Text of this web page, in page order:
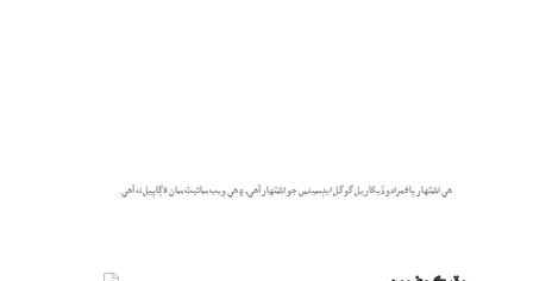
هي اشتهار پاڻمرادو ڏيکاريل گوگل ايڊسينس جو اشتهار آهي، ۽ هي ويب سائيٽ سان لاڳاپيل نه آهي.